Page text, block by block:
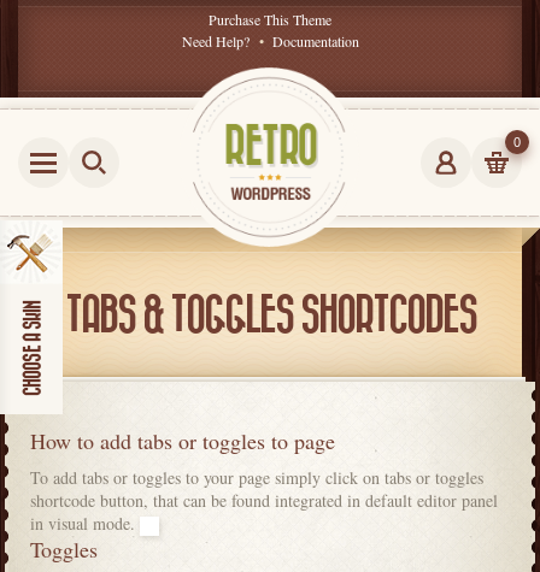
Purchase This Theme
Need Help?• Documentation
0
TABS & TOGGLES SHORTCODES
How to add tabs or toggles to page
To add tabs or toggles to your page simply click on tabs or toggles
shortcode button, that can be found integrated in default editor panel
in visual mode.
Toggles